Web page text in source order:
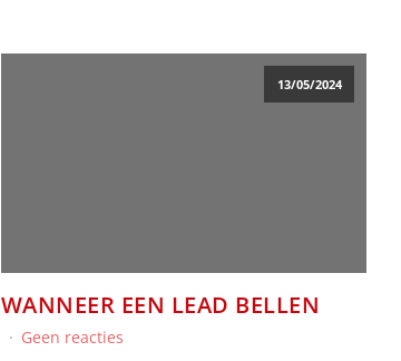
13/05/2024
WANNEER EEN LEAD BELLEN
Geen reacties